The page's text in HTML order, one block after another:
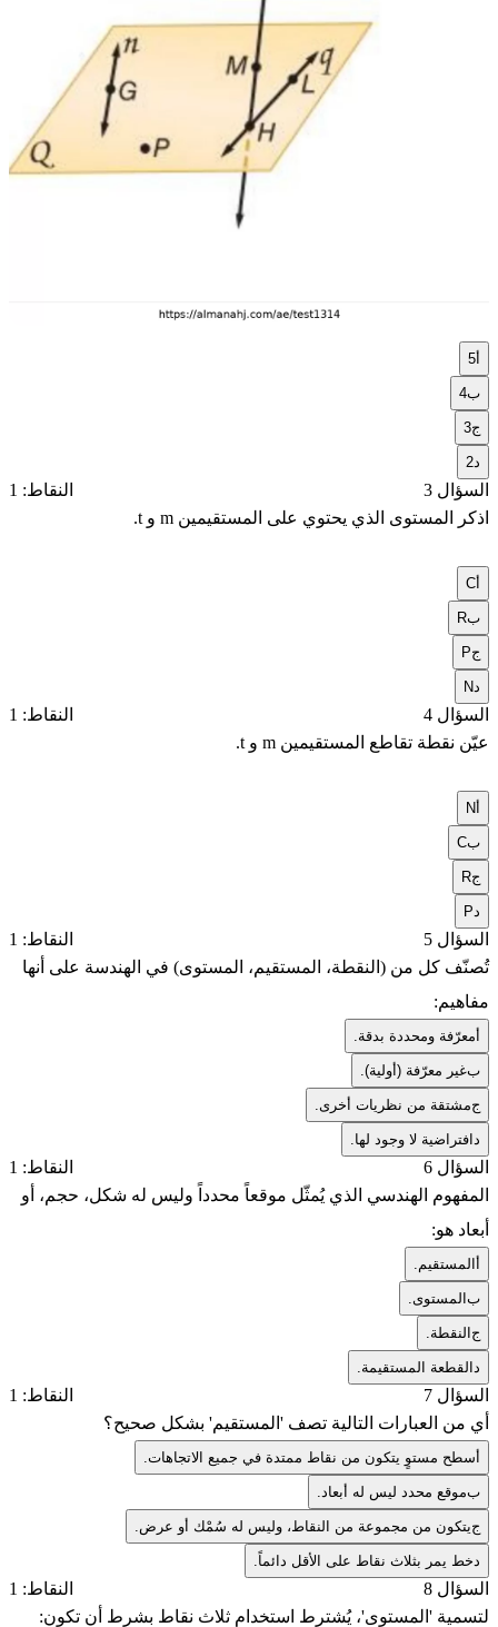
5
ب4
ج3
2
السؤال 3
النقاط: 1
اذكر المستوى الذي يحتوي على المستقيمين mو .
C
بR
جP
N
السؤال 4
النقاط: 1
عيّن نقطة تقاطع المستقيمين mو .
N
بC
جR
P
السؤال 5
النقاط: 1
تُصنّف كل من (النقطة، المستقيم، المستوى) في الهندسة على أنها
مفاهيم:
معرّفة ومحددة بدقة.
بغير معرّفة (أولية).
جمشتقة من نظريات أخرى.
افتراضية لا وجود لها.
السؤال 6
النقاط: 1
المفهوم الهندسي الذي يُمثّل موقعاً محدداً وليس له شكل، حجم، أو
أبعاد هو:
المستقيم.
بالمستوى.
جالنقطة.
القطعة المستقيمة.
السؤال 7
النقاط: 1
أي من العبارات التالية تصف 'المستقيم' بشكل صحيح؟
سطح مستوٍ يتكون من نقاط ممتدة في جميع الاتجاهات.
بموقع محدد ليس له أبعاد.
جيتكون من مجموعة من النقاط، وليس له سُمْك أو عرض.
خط يمر بثلاث نقاط على الأقل دائماً.
السؤال 8
النقاط: 1
لتسمية 'المستوى'، يُشترط استخدام ثلاث نقاط بشرط أن تكون: